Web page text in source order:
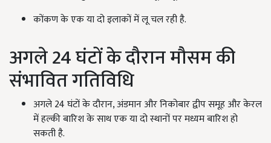
कोंकण के एक या दो इलाकों में लू चल रही है.
अगले24घंटों के दौरान मौसम की
संभावित गतिविधि
अगले24घंटों के दौरान,अंडमान और निकोबार द्वीप समूह और केरल
में हल्की बारिश के साथ एक या दो स्थानों पर मध्यम बारिश हो
सकती है.